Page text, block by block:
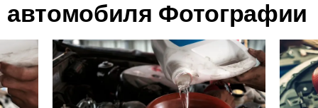
автомобиля Фотографии